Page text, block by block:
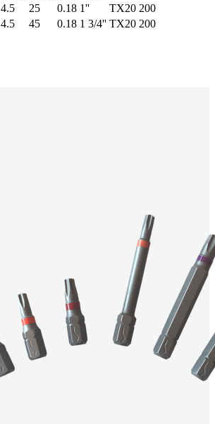
4.5 25 0.18 1'' TX20 200
4.5 45 0.18 1 3/4'' TX20 200